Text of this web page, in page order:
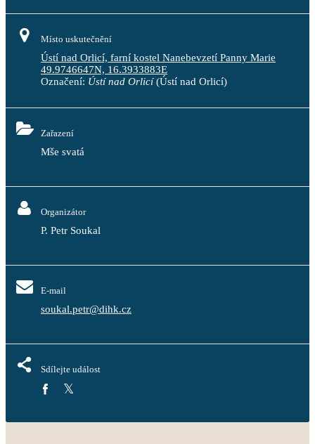
Místo uskutečnění
Ústí nad Orlicí, farní kostel Nanebevzetí Panny Marie
49.9746647N, 16.3933883E
Označení: Ústí nad Orlicí(Ústí nad Orlicí)
Zařazení
Mše svatá
Organizátor
P. Petr Soukal
E-mail
soukal.petr@dihk.cz
Sdílejte událost